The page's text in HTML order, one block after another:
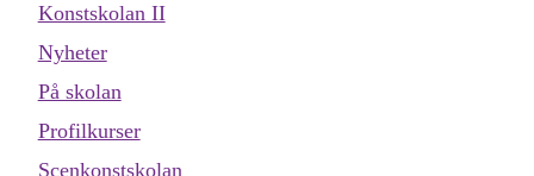
Konstskolan II
Nyheter
På skolan
Profilkurser
Scenkonstskolan